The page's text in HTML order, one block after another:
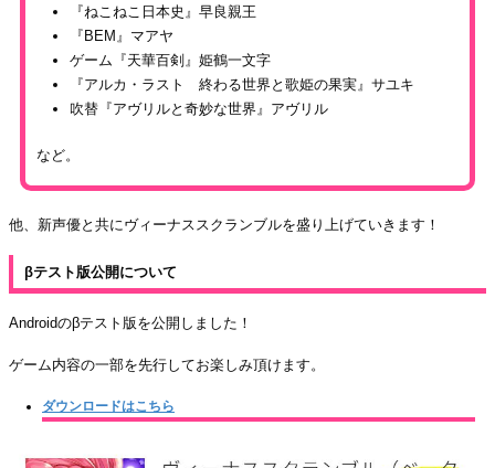
『ねこねこ日本史』早良親王
『BEM』マアヤ
ゲーム『天華百剣』姫鶴一文字
『アルカ・ラスト 終わる世界と歌姫の果実』サユキ
吹替『アヴリルと奇妙な世界』アヴリル
など。
他、新声優と共にヴィーナススクランブルを盛り上げていきます！
βテスト版公開について
Androidのβテスト版を公開しました！
ゲーム内容の一部を先行してお楽しみ頂けます。
ダウンロードはこちら